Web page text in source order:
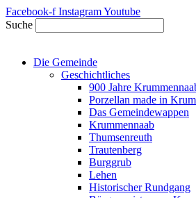
Zum
Inhalt
springen
Facebook-f InstagramYoutube
Suche
Die Gemeinde
Geschichtliches
900 Jahre
Porzellan made in
Das Gemeindewappen
Krummennaab
Thumsenreuth
Trautenberg
Burggrub
Lehen
Historischer Rundgang